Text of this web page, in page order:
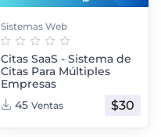
Sistemas Web
Citas SaaS - Sistema de
Citas Para Múltiples
Empresas
45 Ventas $30